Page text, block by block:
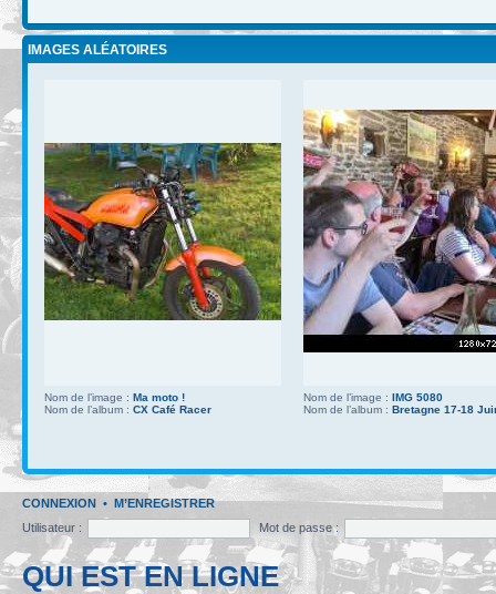
IMAGES ALÉATOIRES
Nom de l’image : Ma moto !
Nom de l’album : CX Café Racer
Nom de l’image : IMG 5080
Nom de l’album : Bretagne 17-18
CONNEXION • M’ENREGISTRER
Utilisateur :
Mot de passe :
QUI EST EN LIGNE